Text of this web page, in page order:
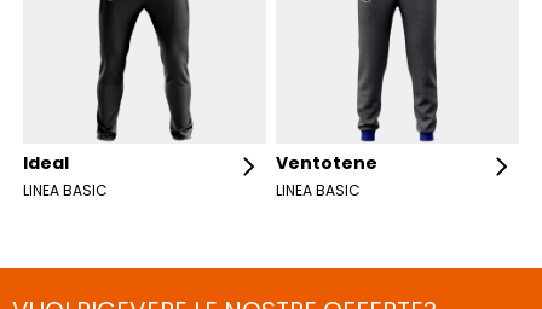
Ideal
LINEA BASIC
Ventotene
LINEA BASIC